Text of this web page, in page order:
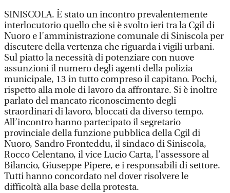
SINISCOLA. È stato un incontro prevalentemente
interlocutorio quello che si è svolto ieri tra la Cgil di
Nuoro e l’amministrazione comunale di Siniscola per
discutere della vertenza che riguarda i vigili urbani.
Sul piatto la necessità di potenziare con nuove
assunzioni il numero degli agenti della polizia
municipale, 13 in tutto compreso il capitano. Pochi,
rispetto alla mole di lavoro da affrontare. Si è inoltre
parlato del mancato riconoscimento degli
straordinari di lavoro, bloccati da diverso tempo.
All’incontro hanno partecipato il segretario
provinciale della funzione pubblica della Cgil di
Nuoro, Sandro Fronteddu, il sindaco di Siniscola,
Rocco Celentano, il vice Lucio Carta, l’assessore al
Bilancio, Giuseppe Pipere, e i responsabili di settore.
Tutti hanno concordato nel dover risolvere le
difficoltà alla base della protesta.